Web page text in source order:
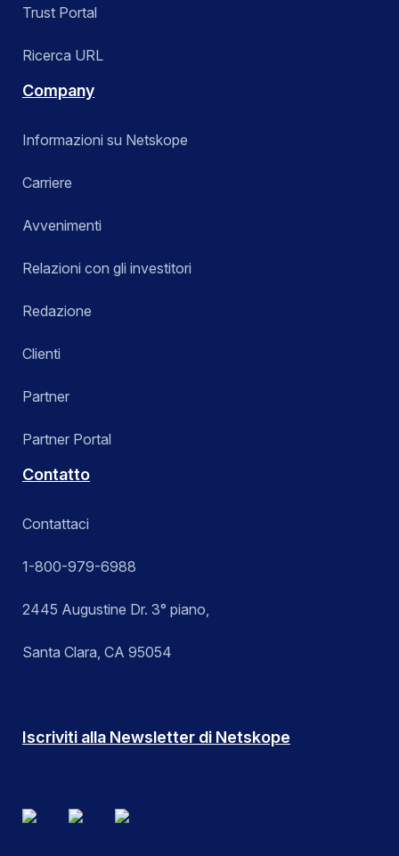
Trust Portal
Ricerca URL
Company
Informazioni su Netskope
Carriere
Avvenimenti
Relazioni con gli investitori
Redazione
Clienti
Partner
Partner Portal
Contatto
Contattaci
1-800-979-6988
2445 Augustine Dr. 3° piano,
Santa Clara, CA 95054
Iscriviti alla Newsletter di Netskope